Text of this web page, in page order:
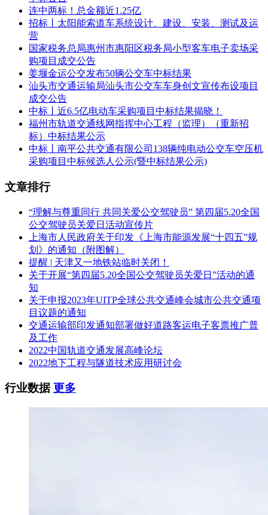
线南延伸、崇明线、21号线一期及21号线一期东延伸工程配电
变压器设备采购项目进行公开招标(项目编号：0613-
246024021380)，本项目于2024年3月29日发布公告，2024年5
月6日14:00:00在桂林路909号七号楼三楼1号会议室进行开标。
现将评标结果公示如下：中标候选人：上海沪光变压器有限公
司，投标报价：6609.6138万元;业绩：上海市轨道交通15号线
工程供电系统35/0.4kV配电变压器采购项目。
上海市轨道交通崇明线、21号线一期、21号线一期东延伸工程
集中UPS电源系统设备采购项目中标候选人公示
上海机电设备招标有限公司受上海申通地铁建设集团有限公司
委托，就其上海市轨道交通崇明线、21号线一期、21号线一期
东延伸工程集中UPS电源系统设备采购项目进行公开招标(项
公告，2024年5月6日09:30:00在桂林路909号七号楼三楼1号会
友蒿新能源科技有限公司，投标报价：3988.21万元;业绩：10
号线应急电源及综合UPS设备改造项目(不间断电源设备、
UPS蓄电池及相关货物采购)。
上海市轨道交通23号线一期、12号线西延伸、15号线南延伸工
程集中UPS电源系统设备采购项目中标候选人公示
上海机电设备招标有限公司受上海申通地铁建设集团有限公司
委托，就其上海市轨道交通23号线一期、12号线西延伸、15号
线南延伸工程集中UPS电源系统设备采购项目进行公开招标
(项目编号：0613-246024021382)，本项目于2024年3月29日发
布公告，2024年5月6日09:30:00在桂林路909号七号楼三楼1号
会议室进行开标。现将评标结果公示如下：
中标候选人：上海航天电源技术有限责任公司，投标报价：
4078.091万元;
连中两标！总金额近1.25亿
招标丨太阳能索道车系统设计、建设、安装、测试及运
营
国家税务总局惠州市惠阳区税务局小型客车电子卖场采
购项目成交公告
姜堰金运公交发布50辆公交车中标结果
汕头市交通运输局汕头市公交车车身创文宣传布设项目
成交公告
中标丨近6.5亿电动车采购项目中标结果揭晓！
福州市轨道交通线网指挥中心工程（监理）（重新招
标）中标结果公示
中标丨南平公共交通有限公司138辆纯电动公交车空压机
采购项目中标候选人公示(暨中标结果公示)
文章排行
“理解与尊重同行 共同关爱公交驾驶员” 第四届5.20全国
公交驾驶员关爱日活动宣传片
上海市人民政府关于印发《上海市能源发展“十四五”规
划》的通知（附图解）
提醒 | 天津又一地铁站临时关闭！
关于开展“第四届5.20全国公交驾驶员关爱日”活动的通
知
关于申报2023年UITP全球公共交通峰会城市公共交通项
目议题的通知
交通运输部印发通知部署做好道路客运电子客票推广普
及工作
2022中国轨道交通发展高峰论坛
2022地下工程与隧道技术应用研讨会
行业数据更多